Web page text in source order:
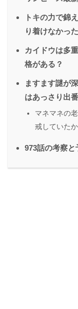
トキの力で錦
り着けなかっ
カイドウは多
格がある？
ますます謎が
はあっさり出
マネマネの
戒していた
973話の考察と